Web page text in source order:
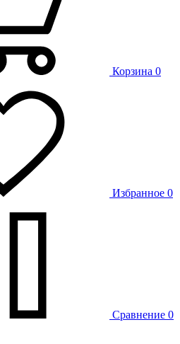
Корзина 0
Избранное 0
Сравнение 0